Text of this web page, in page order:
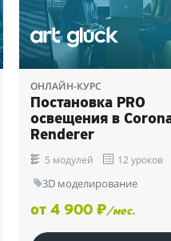
ОНЛАЙН-КУРС
Постановка PRO
освещения в
Renderer
5 модулей 12 уроков
3D моделирование
от 4 900 ₽/мес.